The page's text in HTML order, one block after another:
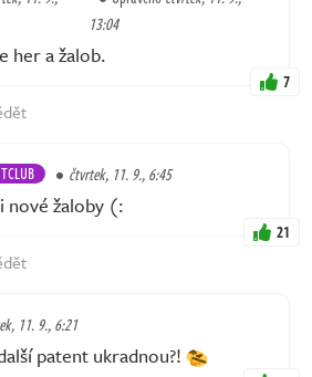
13:04
her a žalob.
7
čtvrtek, 11. 9., 6:45
nové žaloby (:
21
11. 9., 6:21
patent ukradnou?!